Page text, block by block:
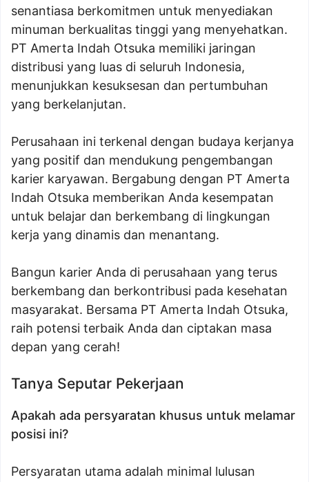
senantiasa berkomitmen untuk menyediakan
minuman berkualitas tinggi yang menyehatkan.
PT Amerta Indah Otsuka memiliki jaringan
distribusi yang luas di seluruh Indonesia,
menunjukkan kesuksesan dan pertumbuhan
yang berkelanjutan.
Perusahaan ini terkenal dengan budaya kerjanya
yang positif dan mendukung pengembangan
karier karyawan. Bergabung dengan PT Amerta
Indah Otsuka memberikan Anda kesempatan
untuk belajar dan berkembang di lingkungan
kerja yang dinamis dan menantang.
Bangun karier Anda di perusahaan yang terus
berkembang dan berkontribusi pada kesehatan
masyarakat. Bersama PT Amerta Indah Otsuka,
raih potensi terbaik Anda dan ciptakan masa
depan yang cerah!
Tanya Seputar Pekerjaan
Apakah ada persyaratan khusus untuk melamar
posisi ini?
Persyaratan utama adalah minimal lulusan